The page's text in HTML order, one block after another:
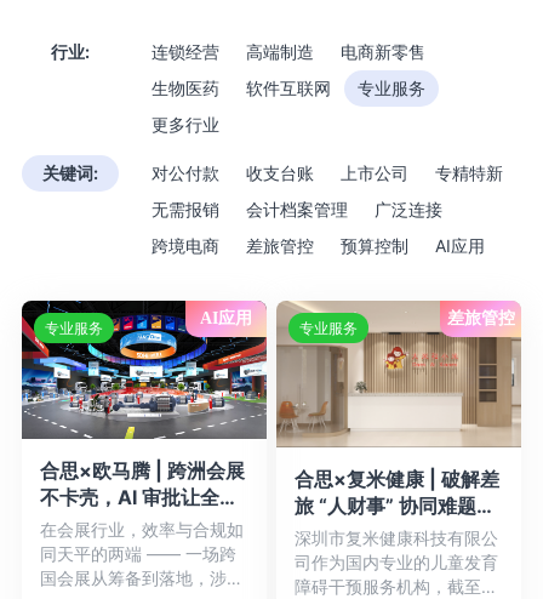
行业: 连锁经营 高端制造
电商新零售
生物医药
软件互联网
专业服务
更多行业
关键词: 对公付款 收支台账 上市公司
专精特新
无需报销
会计档案管理
广泛连接
跨境电商
差旅管控 预算控制 AI应用
AI应用
专业服务
合思×欧马腾 | 跨洲会展
不卡壳，AI 审批让全球
会展龙头合规提速
在会展行业，效率与合规如
同天平的两端 —— 一场跨
国会展从筹备到落地，涉及
差旅管控
专业服务
合思×复米健康 | 破解差
旅 “人财事” 协同难题，
让儿童康复资源流转更
有温度
深圳市复米健康科技有限公
司作为国内专业的儿童发育
障碍干预服务机构，截至